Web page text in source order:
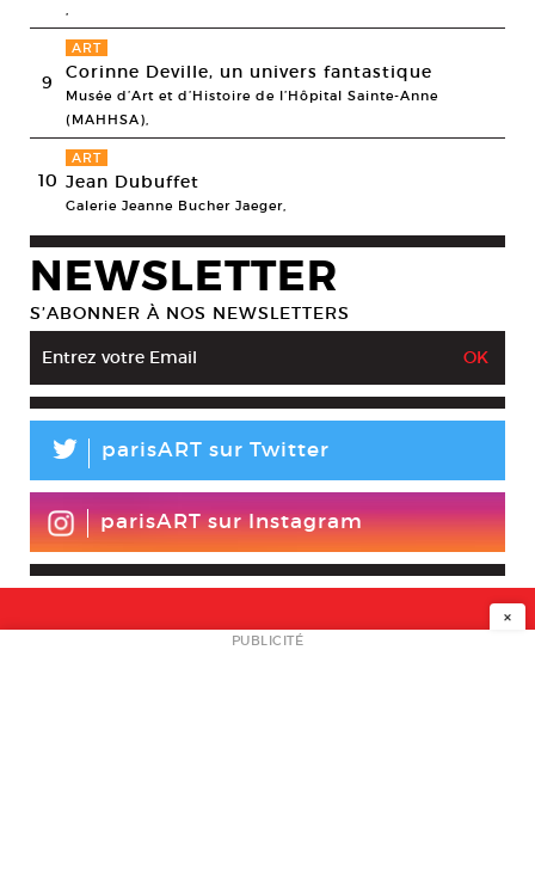
,
9
ART
Corinne Deville, un univers fantastique
Musée d’Art et d’Histoire de l’Hôpital Sainte-Anne
(MAHHSA),
10
ART
Jean Dubuffet
Galerie Jeanne Bucher Jaeger,
NEWSLETTER
S’ABONNER À NOS NEWSLETTERS
L parisART sur Twitter
parisART sur Instagram
NEWSLETTER
×
PUBLICITÉ